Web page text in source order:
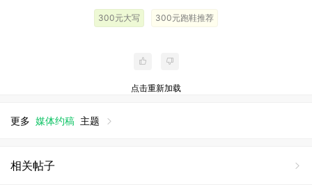
300元大写 300元跑鞋推荐
点击重新加载
更多 媒体约稿 主题
相关帖子